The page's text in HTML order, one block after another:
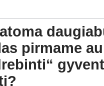
pirmame